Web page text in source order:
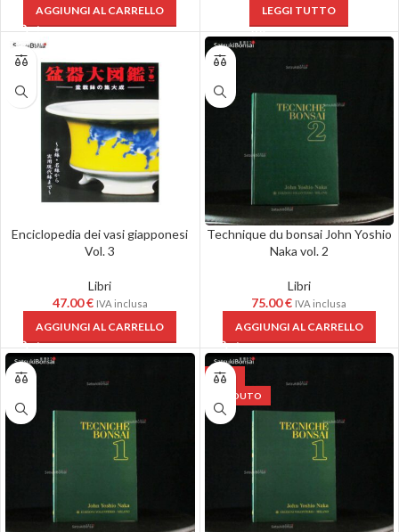
AGGIUNGI AL CARRELLO LEGGI TUTTO
Enciclopedia dei vasi giapponesi
Vol. 3
Libri
47.00€ IVA inclusa
AGGIUNGI AL CARRELLO
Technique du bonsai John Yoshio
Naka vol. 2
Libri
75.00€ IVA inclusa
AGGIUNGI AL CARRELLO
-11%
VENDUTO